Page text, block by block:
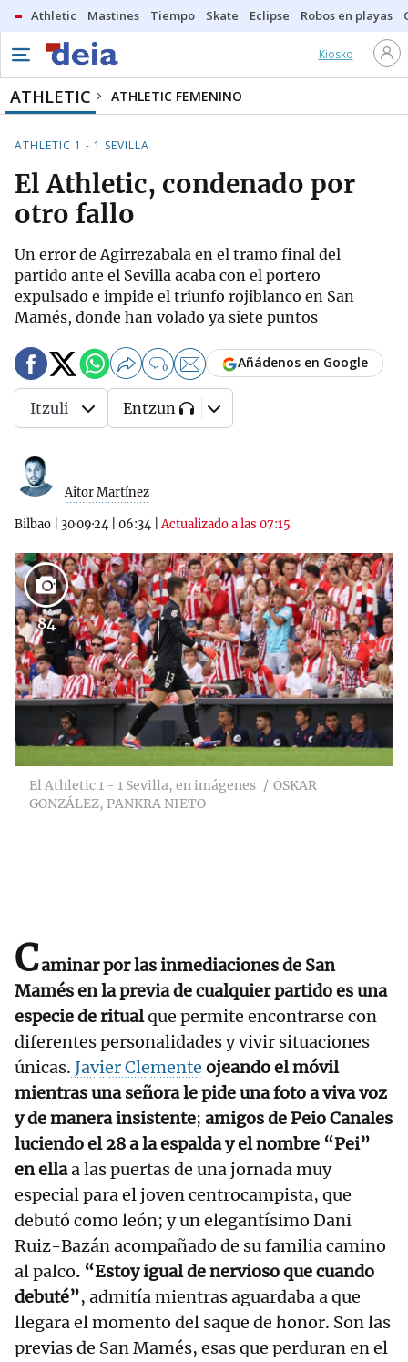
Athletic Mastines Tiempo Skate Eclipse Robos en playas
Kiosko
ATHLETIC ATHLETIC FEMENINO
ATHLETIC 1 - 1 SEVILLA
El Athletic, condenado por
otro fallo
Un error de Agirrezabala en el tramo final del
partido ante el Sevilla acaba con el portero
expulsado e impide el triunfo rojiblanco en San
Mamés, donde han volado ya siete puntos
Aitor Martínez
Bilbao 30·09·24 06:34 |Actualizado a las 07:15
0 Añádenos en Google
Itzuli Entzun
84
El Athletic 1 - 1 Sevilla, en imágenes
OSKAR
GONZÁLEZ, PANKRA NIETO
Caminar por las inmediaciones de San
Mamés en la previa de cualquier partido es una
especie de ritualque permite encontrarse con
diferentes personalidades y vivir situaciones
únicas. Javier Clemente ojeando el móvil
mientras una señora le pide una foto a viva voz
y de manera insistente; amigos de Peio Canales
luciendo el 28 a la espalda y el nombre “Pei”
en ellaa las puertas de una jornada muy
especial para el joven centrocampista, que
debutó como león; y un elegantísimo Dani
Ruiz-Bazán acompañado de su familia camino
al palco. “Estoy igual de nervioso que cuando
debuté”, admitía mientras aguardaba a que
llegara el momento del saque de honor. Son las
previas de San Mamés, esas que perduran en el